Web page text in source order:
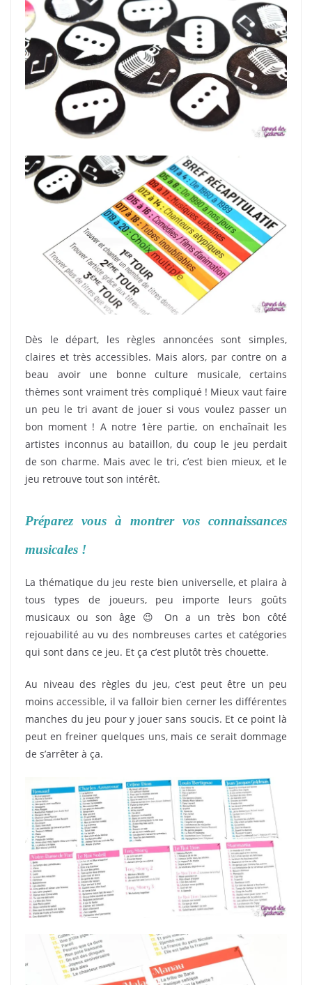
Dès le départ, les règles annoncées sont simples,
claires et très accessibles. Mais alors, par contre on a
beau avoir une bonne culture musicale, certains
thèmes sont vraiment très compliqué ! Mieux vaut faire
un peu le tri avant de jouer si vous voulez passer un
bon moment ! A notre 1ère partie, on enchaînait les
artistes inconnus au bataillon, du coup le jeu perdait
de son charme. Mais avec le tri, c’est bien mieux, et le
jeu retrouve tout son intérêt.
Préparez vous à montrer vos connaissances
musicales !
La thématique du jeu reste bien universelle, et plaira à
tous types de joueurs, peu importe leurs goûts
musicaux ou son âge 😉 On a un très bon côté
rejouabilité au vu des nombreuses cartes et catégories
qui sont dans ce jeu. Et ça c’est plutôt très chouette.
Au niveau des règles du jeu, c’est peut être un peu
moins accessible, il va falloir bien cerner les différentes
manches du jeu pour y jouer sans soucis. Et ce point là
peut en freiner quelques uns, mais ce serait dommage
de s’arrêter à ça.